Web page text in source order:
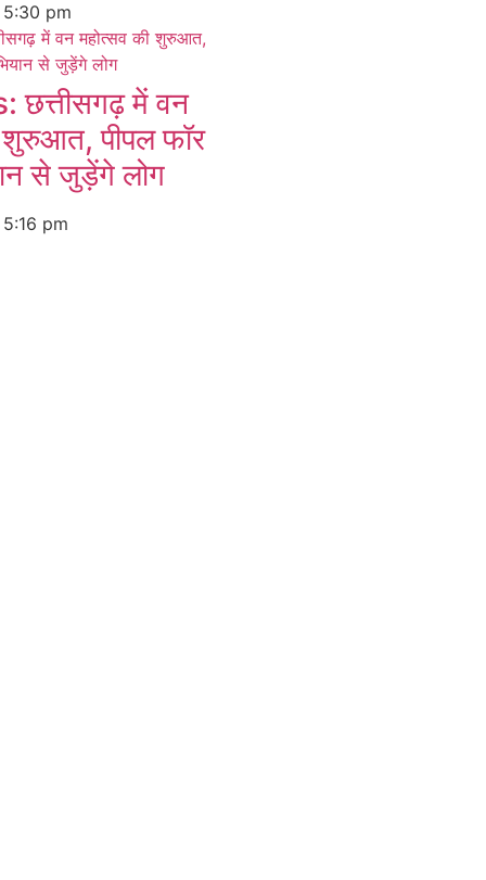
5:30 pm
छत्तीसगढ़ में वन
शुरुआत, पीपल फॉर
से जुड़ेंगे लोग
5:16 pm